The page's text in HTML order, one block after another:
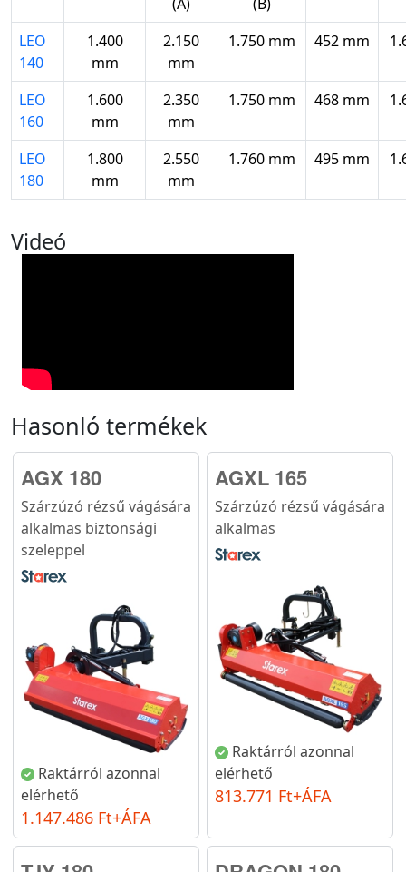
LEO
140
1.400
mm
2.150
mm
1.750 mm 452 mm
LEO
160
1.600
mm
2.350
mm
1.750 mm 468 mm
LEO
180
1.800
mm
2.550
mm
1.760 mm 495 mm
Videó
Hasonló termékek
AGX 180
Szárzúzó rézsű vágására
alkalmas biztonsági
szeleppel
Raktárról azonnal
elérhető
1.147.486 Ft+ÁFA
AGXL 165
Szárzúzó rézsű vágására
alkalmas
Raktárról azonnal
elérhető
813.771 Ft+ÁFA